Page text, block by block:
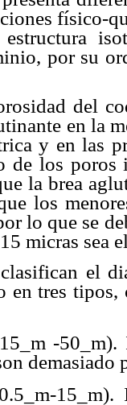
físico-
por su
del
en la
y en las
de los poros
la brea
los
lo que se
micras sea
el
en tres tipos,
-
demasiado